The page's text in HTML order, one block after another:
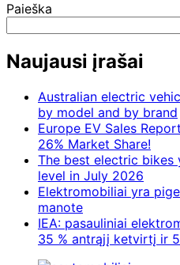
Paieška
Naujausi įrašai
Australian electric
by model and by brand
Europe EV Sales
26% Market Share!
The best electric bikes
level in July 2026
Elektromobiliai yra
manote
IEA: pasauliniai
35 % antrąjį ketvirtį ir